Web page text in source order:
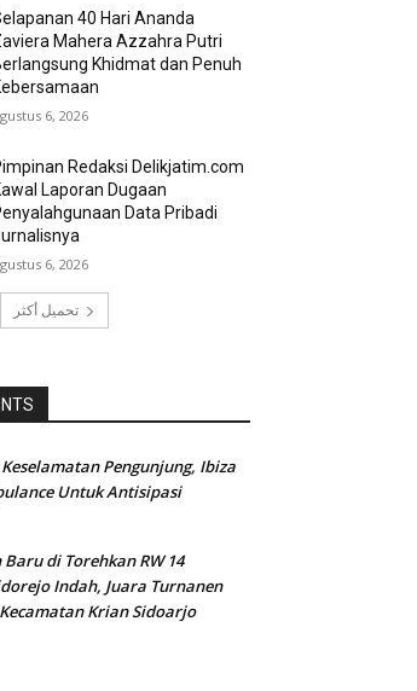
40 Hari Ananda
Mahera Azzahra Putri
Khidmat dan Penuh
6, 2026
Redaksi Delikjatim.com
Laporan Dugaan
Data Pribadi
6, 2026
تحميل أكثر
Pengunjung, Ibiza
Untuk Antisipasi
di Torehkan RW 14
Indah, Juara Turnanen
Krian Sidoarjo